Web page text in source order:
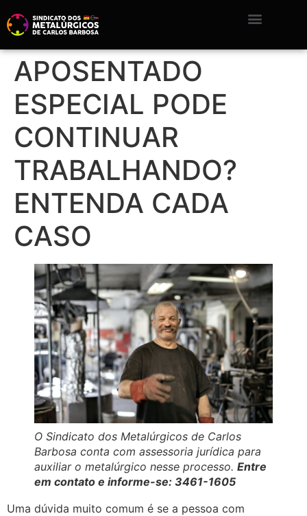
APOSENTADO
ESPECIAL PODE
CONTINUAR
TRABALHANDO?
ENTENDA CADA
CASO
O Sindicato dos Metalúrgicos de Carlos
Barbosa conta com assessoria jurídica para
auxiliar o metalúrgico nesse processo. Entre
em contato e informe-se: 3461-1605
Uma dúvida muito comum é se a pessoa com